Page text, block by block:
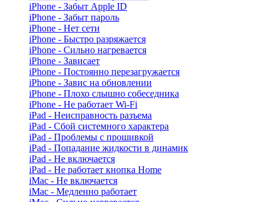
iPhone - Забыт Apple ID
iPhone - Забыт пароль
iPhone - Нет сети
iPhone - Быстро разряжается
iPhone - Сильно нагревается
iPhone - Зависает
iPhone - Постоянно перезагружается
iPhone - Завис на обновлении
iPhone - Плохо слышно собеседника
iPhone - Не работает Wi-Fi
iPad - Неисправность разъема
iPad - Сбой системного характера
iPad - Проблемы с прошивкой
iPad - Попадание жидкости в динамик
iPad - Не включается
iPad - Не работает кнопка Home
iMac - Не включается
iMac - Медленно работает